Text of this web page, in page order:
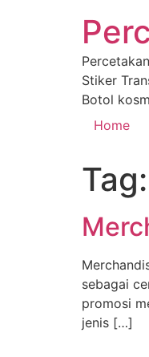
Stiker
Botol
Home
Tag:
sebagai
promosi
jenis […]